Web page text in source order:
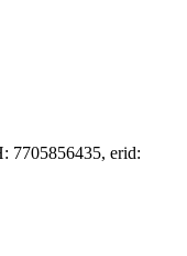
erid: